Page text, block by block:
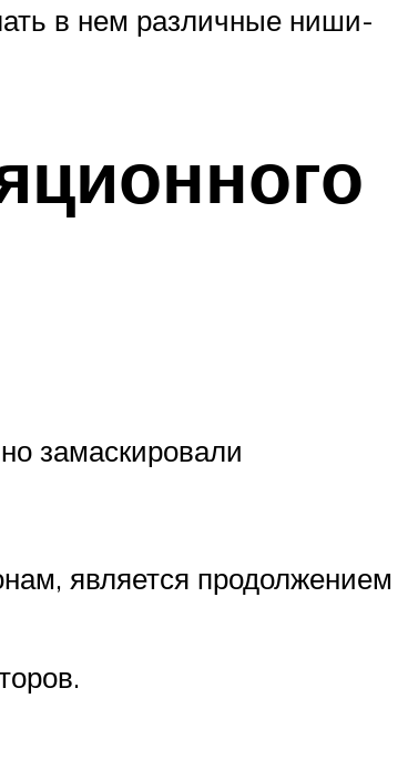
в нем различные ниши-
замаскировали
является продолжением